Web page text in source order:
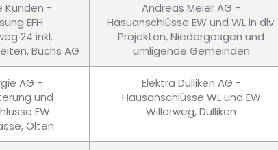
Kunden -
EFH
24 inkl.
Buchs AG
Andreas Meier AG -
Hasuanschlüsse EW und WL in div.
Projekten, Niedergösgen und
umligende Gemeinden
AG -
und
EW
Olten
Elektra Dulliken AG -
Hausanschlüsse WL und EW
Willerweg, Dulliken